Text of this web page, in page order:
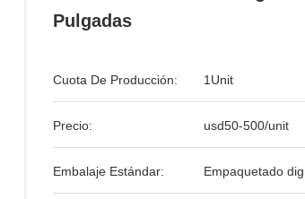
Pulgadas
Cuota De Producción: 1Unit
Precio: usd50-500/unit
Embalaje Estándar: Empaquetado